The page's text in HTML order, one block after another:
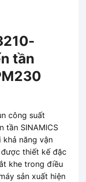
tần
công suất
tần SINAMICS
khả năng vận
thiết kế đặc
khe trong điều
sản xuất hiện